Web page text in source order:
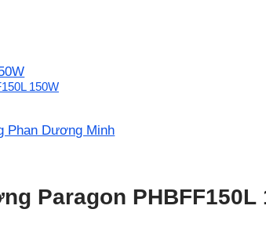
150W
Phan Dương Minh
Paragon PHBFF150L